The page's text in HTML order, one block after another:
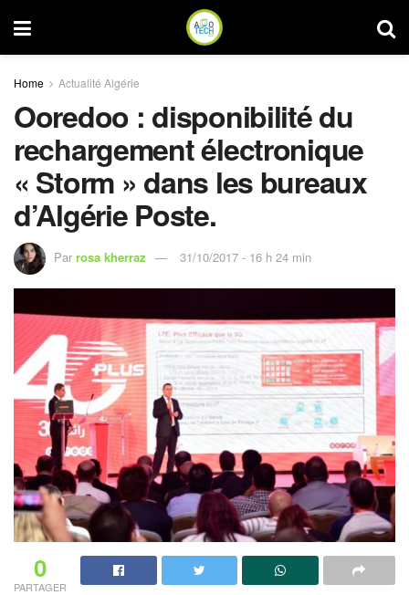
Home Actualité Algérie
Ooredoo : disponibilité du
rechargement électronique
« Storm » dans les bureaux
d’Algérie Poste.
Par rosa kherraz 31/10/2017 - 16 h 24 min
0
PARTAGER